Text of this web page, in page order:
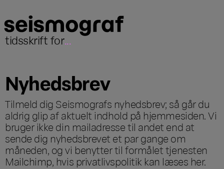
tidsskrift for...
Nyhedsbrev
Tilmeld dig Seismografs nyhedsbrev; så går du
aldrig glip af aktuelt indhold på hjemmesiden. Vi
bruger ikke din mailadresse til andet end at
sende dig nyhedsbrevet et par gange om
måneden, og vi benytter til formålet tjenesten
Mailchimp, hvis privatlivspolitik kan læses her.